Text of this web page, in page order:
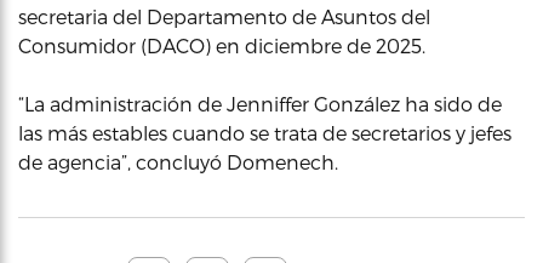
secretaria del Departamento de Asuntos del
Consumidor (DACO) en diciembre de 2025.
“La administración de Jenniffer González ha sido de
las más estables cuando se trata de secretarios y jefes
de agencia”, concluyó Domenech.